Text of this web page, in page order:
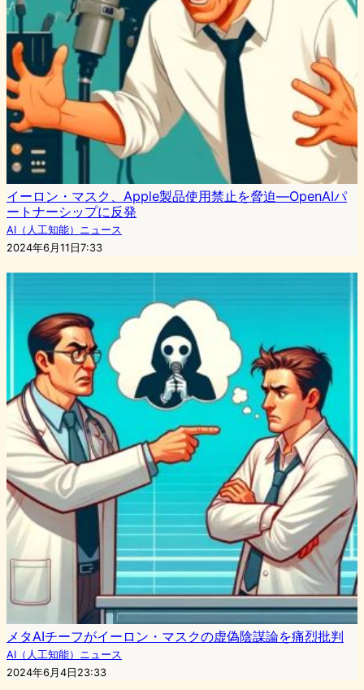
イーロン・マスク、Apple製品使用禁止を脅迫―OpenAIパ
ートナーシップに反発
AI（人工知能）ニュース
2024年6月11日7:33
メタAIチーフがイーロン・マスクの虚偽陰謀論を痛烈批判
AI（人工知能）ニュース
2024年6月4日23:33